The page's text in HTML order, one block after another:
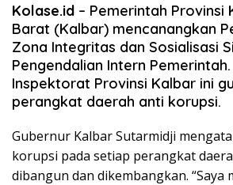
Kolase.id – Pemerintah Provinsi
Barat (Kalbar) mencanangkan
Zona Integritas dan Sosialisasi
Pengendalian Intern
Inspektorat Provinsi Kalbar ini
perangkat daerah anti korupsi.
Gubernur Kalbar Sutarmidji
korupsi pada setiap perangkat
dibangun dan dikembangkan. “Saya